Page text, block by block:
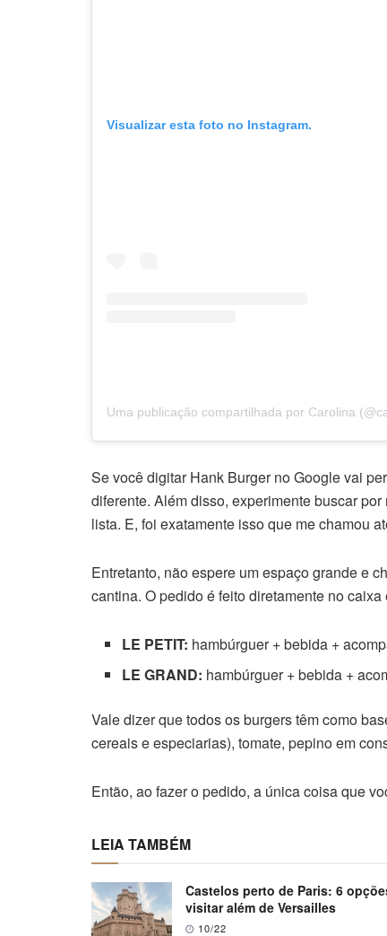
Visualizar esta foto no Instagram.
Uma publicação compartilhada por Carolina
Se você digitar Hank Burger no Google vai
diferente. Além disso, experimente buscar
lista. E, foi exatamente isso que me chamou
Entretanto, não espere um espaço grande e
cantina. O pedido é feito diretamente no
LE PETIT: hambúrguer + bebida +
LE GRAND: hambúrguer + bebida +
Vale dizer que todos os burgers têm como
cereais e especiarias), tomate, pepino em
Então, ao fazer o pedido, a única coisa que
LEIA TAMBÉM
Castelos perto de Paris: 6
visitar além de Versailles
10/22